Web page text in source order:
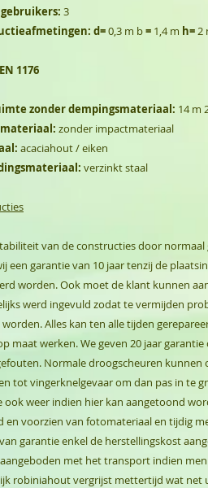
3
d=0,3 m b= 1,4 m h=2
EN 1176
zonder dempingsmateriaal: 14 m
zonder impactmateriaal
acaciahout / eiken
verzinkt staal
van de constructies door
een garantie van 10 jaar tenzij de
worden. Ook moet de klant kunnen
werd ingevuld zodat te vermijden
Alles kan ten alle tijden
maat werken. We geven 20 jaar
Normale droogscheuren kunnen
tot vingerknelgevaar om dan pas in te
ook weer indien hier kan aangetoond
en voorzien van fotomateriaal en tijdig
garantie enkel de herstellingskost
met het transport indien
robiniahout vergrijst mettertijd wat net